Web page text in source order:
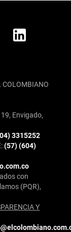
COLOMBIANO
Envigado,
3315252
(57) (604)
con
(PQR),
Y